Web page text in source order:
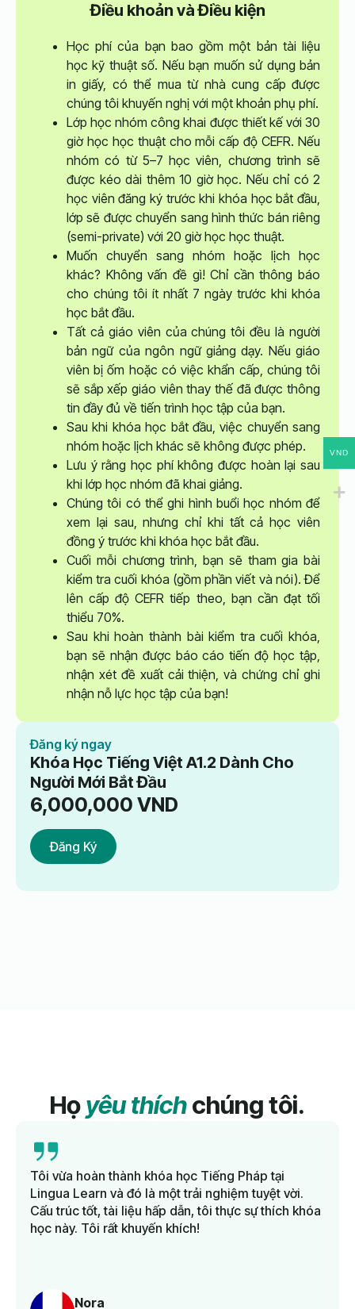
Điều khoản và Điều kiện
Học phí của bạn bao gồm một bản tài liệu
học kỹ thuật số. Nếu bạn muốn sử dụng bản
in giấy, có thể mua từ nhà cung cấp được
chúng tôi khuyến nghị với một khoản phụ phí.
Lớp học nhóm công khai được thiết kế với 30
giờ học học thuật cho mỗi cấp độ CEFR. Nếu
nhóm có từ 5–7 học viên, chương trình sẽ
được kéo dài thêm 10 giờ học. Nếu chỉ có 2
học viên đăng ký trước khi khóa học bắt đầu,
lớp sẽ được chuyển sang hình thức bán riêng
(semi-private) với 20 giờ học học thuật.
Muốn chuyển sang nhóm hoặc lịch học
khác? Không vấn đề gì! Chỉ cần thông báo
cho chúng tôi ít nhất 7 ngày trước khi khóa
học bắt đầu.
Tất cả giáo viên của chúng tôi đều là người
bản ngữ của ngôn ngữ giảng dạy. Nếu giáo
viên bị ốm hoặc có việc khẩn cấp, chúng tôi
sẽ sắp xếp giáo viên thay thế đã được thông
tin đầy đủ về tiến trình học tập của bạn.
Sau khi khóa học bắt đầu, việc chuyển sang
nhóm hoặc lịch khác sẽ không được phép.
Lưu ý rằng học phí không được hoàn lại sau
khi lớp học nhóm đã khai giảng.
Chúng tôi có thể ghi hình buổi học nhóm để
xem lại sau, nhưng chỉ khi tất cả học viên
đồng ý trước khi khóa học bắt đầu.
Cuối mỗi chương trình, bạn sẽ tham gia bài
kiểm tra cuối khóa (gồm phần viết và nói). Để
lên cấp độ CEFR tiếp theo, bạn cần đạt tối
thiểu 70%.
Sau khi hoàn thành bài kiểm tra cuối khóa,
bạn sẽ nhận được báo cáo tiến độ học tập,
nhận xét đề xuất cải thiện, và chứng chỉ ghi
nhận nỗ lực học tập của bạn!
Đăng ký ngay
Khóa Học Tiếng Việt A1.2 Dành Cho
Người Mới Bắt Đầu
6,000,000 VND
Đăng Ký
Họyêu thíchchúng tôi.
Nora
Tôi vừa hoàn thành khóa học Tiếng Pháp tại
Lingua Learn và đó là một trải nghiệm tuyệt vời.
Cấu trúc tốt, tài liệu hấp dẫn, tôi thực sự thích khóa
học này. Tôi rất khuyến khích!
VND